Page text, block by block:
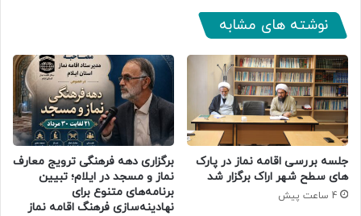
نوشته های مشابه
جلسه بررسی اقامه نماز در پارک
های سطح شهر اراک برگزار شد
4 ساعت پیش
برگزاری دهه فرهنگی ترویج معارف
نماز و مسجد در ایلام؛ تبیین
برنامه‌های متنوع برای
نهادینه‌سازی فرهنگ اقامه نماز